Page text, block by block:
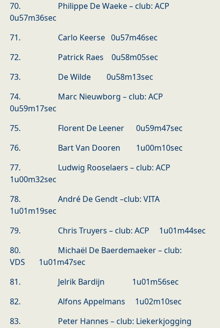
70. Philippe De Waeke – club: ACP
0u57m36sec
71. Carlo Keerse 0u57m46sec
72. Patrick Raes 0u58m05sec
73. De Wilde 0u58m13sec
74. Marc Nieuwborg – club: ACP
0u59m17sec
75. Florent De Leener 0u59m47sec
76. Bart Van Dooren 1u00m10sec
77. Ludwig Rooselaers – club: ACP
1u00m32sec
78. André De Gendt –club: VITA
1u01m19sec
79. Chris Truyers – club: ACP 1u01m44sec
80. Michaël De Baerdemaeker – club:
VDS 1u01m47sec
81. Jelrik Bardijn 1u01m56sec
82. Alfons Appelmans 1u02m10sec
83. Peter Hannes – club: Liekerkjogging